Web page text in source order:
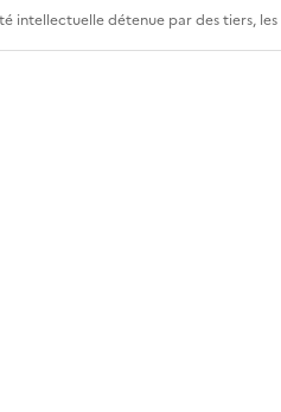
intellectuelle détenue par des tiers,